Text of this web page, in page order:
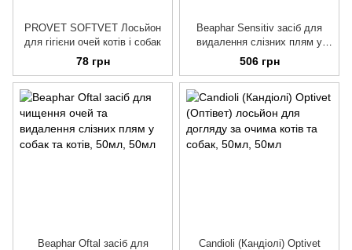
PROVET SOFTVET Лосьйон
для гігієни очей котів і собак
78 грн
Beaphar Sensitiv засіб для
видалення слізних плям у
собак та котів, 50мл
506 грн
Beaphar Oftal засіб для
Candioli (Кандіолі) Optivet